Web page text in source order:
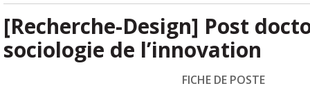
[Recherche-Design] Post
sociologie de l’innovation
FICHE DE POSTE